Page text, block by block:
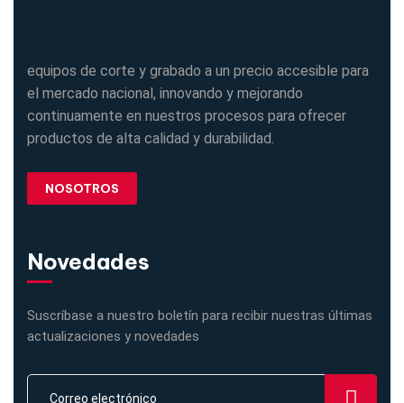
equipos de corte y grabado a un precio accesible para
el mercado nacional, innovando y mejorando
continuamente en nuestros procesos para ofrecer
productos de alta calidad y durabilidad.
NOSOTROS
Novedades
Suscríbase a nuestro boletín para recibir nuestras últimas
actualizaciones y novedades